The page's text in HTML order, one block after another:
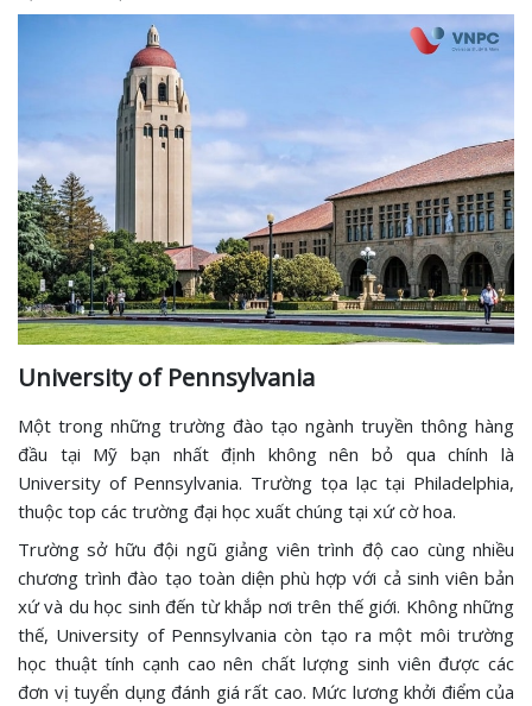
University of Pennsylvania
Một trong những trường đào tạo ngành truyền thông hàng
đầu tại Mỹ bạn nhất định không nên bỏ qua chính là
University of Pennsylvania. Trường tọa lạc tại Philadelphia,
thuộc top các trường đại học xuất chúng tại xứ cờ hoa.
Trường sở hữu đội ngũ giảng viên trình độ cao cùng nhiều
chương trình đào tạo toàn diện phù hợp với cả sinh viên bản
xứ và du học sinh đến từ khắp nơi trên thế giới. Không những
thế, University of Pennsylvania còn tạo ra một môi trường
học thuật tính cạnh cao nên chất lượng sinh viên được các
đơn vị tuyển dụng đánh giá rất cao. Mức lương khởi điểm của